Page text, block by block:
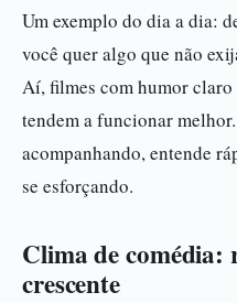
Um exemplo do dia a dia:
você quer algo que não
Aí, filmes com humor
tendem a funcionar
acompanhando, entende
se esforçando.
Clima de
crescente